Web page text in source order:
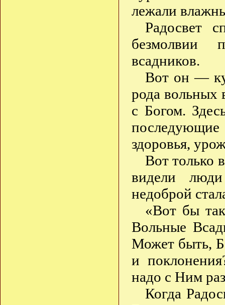
лежали
Радосвет
безмолвии
всадников.
Вот он —
рода вольных
с Богом.
здоровья,
Вот только
видели
недоброй
«Вот бы
Вольные
Может быть,
и
надо с Ним
Когда